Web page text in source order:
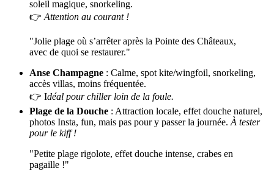
soleil magique, snorkeling.
👉Attention au courant !
"Jolie plage où s’arrêter après la Pointe des Châteaux,
avec de quoi se restaurer."
Anse Champagne : Calme, spot kite/wingfoil, snorkeling,
accès villas, moins fréquentée.
👉 Idéal pour chiller loin de la foule.
Plage de la Douche : Attraction locale, effet douche naturel,
photos Insta, fun, mais pas pour y passer la journée.À tester
pour le kiff !
"Petite plage rigolote, effet douche intense, crabes en
pagaille !"